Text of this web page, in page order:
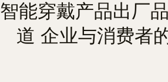
智能穿戴产品出厂
道 企业与消费者